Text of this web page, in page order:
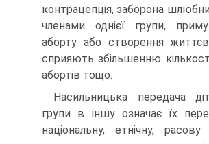
контрацепція, заборона
членами однієї групи,
аборту або створення
сприяють збільшенню
абортів тощо.
Насильницька передача
групи в іншу означає їх
національну, етнічну, расову